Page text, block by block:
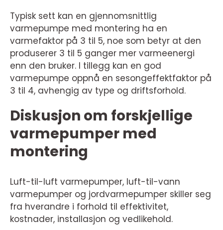
Typisk sett kan en gjennomsnittlig
varmepumpe med montering ha en
varmefaktor på 3 til 5, noe som betyr at den
produserer 3 til 5 ganger mer varmeenergi
enn den bruker. I tillegg kan en god
varmepumpe oppnå en sesongeffektfaktor på
3 til 4, avhengig av type og driftsforhold.
Diskusjon om forskjellige
varmepumper med
montering
Luft-til-luft varmepumper, luft-til-vann
varmepumper og jordvarmepumper skiller seg
fra hverandre i forhold til effektivitet,
kostnader, installasjon og vedlikehold.